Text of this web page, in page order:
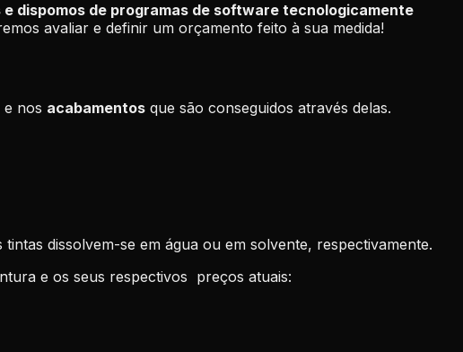
dispomos de programas de software tecnologicamente
avaliar e definir um orçamento feito à sua medida!
e nos acabamentos que são conseguidos através delas.
dissolvem-se em água ou em solvente, respectivamente.
e os seus respectivos preços atuais: